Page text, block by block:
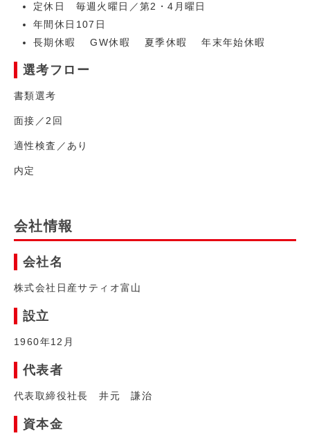
定休日 毎週火曜日／第2・4月曜日
年間休日107日
長期休暇 GW休暇 夏季休暇 年末年始休暇
選考フロー
書類選考
面接／2回
適性検査／あり
内定
会社情報
会社名
株式会社日産サティオ富山
設立
1960年12月
代表者
代表取締役社長 井元 謙治
資本金